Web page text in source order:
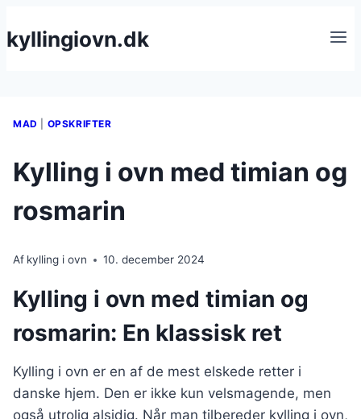
til
kyllingiovn.dk
MAD OPSKRIFTER
Kylling i ovn med timian og
rosmarin
Af kylling i ovn 10. december 2024
Kylling i ovn med timian og
rosmarin: En klassisk ret
Kylling i ovn er en af de mest elskede retter i
danske hjem. Den er ikke kun velsmagende, men
også utrolig alsidig. Når man tilbereder kylling i ovn,